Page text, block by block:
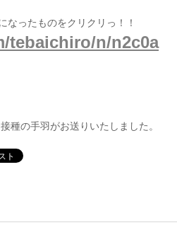
なったものをクリクリっ！！
tebaichiro/n/n2c0a
種の手羽がお送りいたしました。